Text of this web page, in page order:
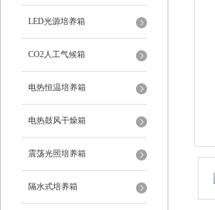
LED光源培养箱
CO2人工气候箱
电热恒温培养箱
电热鼓风干燥箱
震荡光照培养箱
隔水式培养箱